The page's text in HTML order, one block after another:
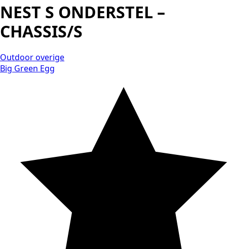
NEST S ONDERSTEL –
CHASSIS/S
Outdoor overige
Big Green Egg